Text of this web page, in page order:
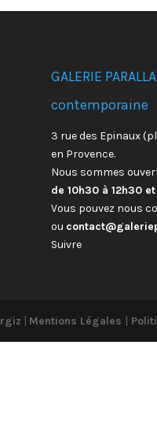
GALERIE
contemporaine
3 rue des Epinaux
en Provence.
Nous sommes
de 10h30 à 12h30
Vous pouvez nous
ou
Suivre
| Mentions Légales |